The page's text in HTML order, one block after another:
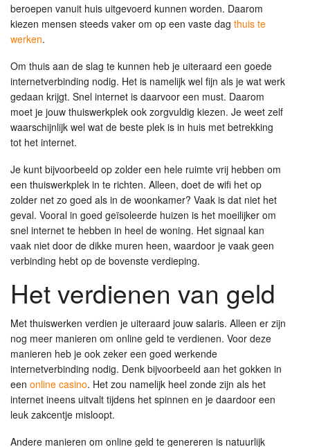
beroepen vanuit huis uitgevoerd kunnen worden. Daarom
kiezen mensen steeds vaker om op een vaste dag thuis te
werken.
Om thuis aan de slag te kunnen heb je uiteraard een goede
internetverbinding nodig. Het is namelijk wel fijn als je wat werk
gedaan krijgt. Snel internet is daarvoor een must. Daarom
moet je jouw thuiswerkplek ook zorgvuldig kiezen. Je weet zelf
waarschijnlijk wel wat de beste plek is in huis met betrekking
tot het internet.
Je kunt bijvoorbeeld op zolder een hele ruimte vrij hebben om
een thuiswerkplek in te richten. Alleen, doet de wifi het op
zolder net zo goed als in de woonkamer? Vaak is dat niet het
geval. Vooral in goed geïsoleerde huizen is het moeilijker om
snel internet te hebben in heel de woning. Het signaal kan
vaak niet door de dikke muren heen, waardoor je vaak geen
verbinding hebt op de bovenste verdieping.
Het verdienen van geld
Met thuiswerken verdien je uiteraard jouw salaris. Alleen er zijn
nog meer manieren om online geld te verdienen. Voor deze
manieren heb je ook zeker een goed werkende
internetverbinding nodig. Denk bijvoorbeeld aan het gokken in
een online casino. Het zou namelijk heel zonde zijn als het
internet ineens uitvalt tijdens het spinnen en je daardoor een
leuk zakcentje misloopt.
Andere manieren om online geld te genereren is natuurlijk